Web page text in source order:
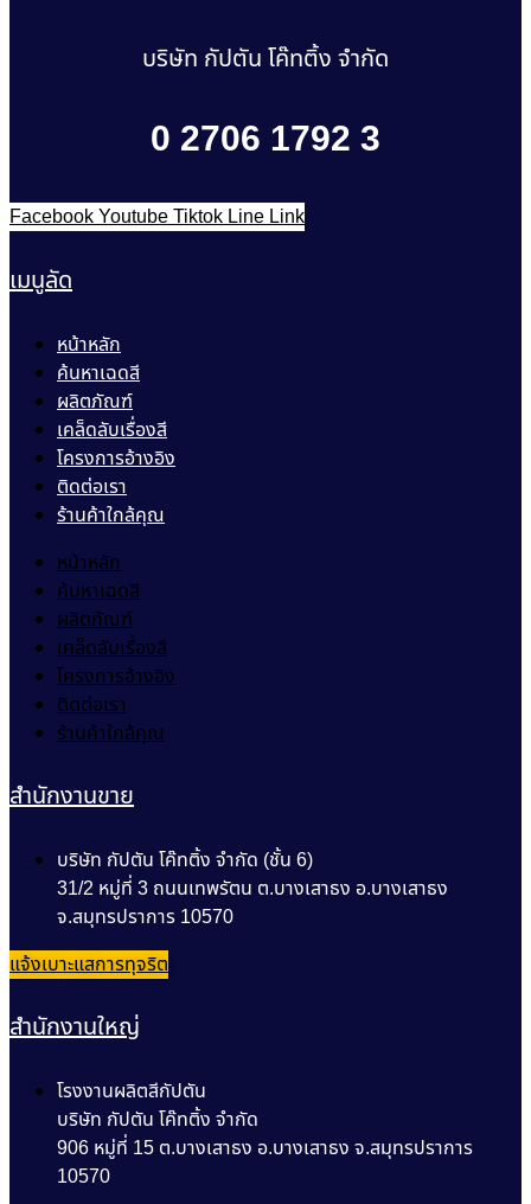
บริษัท กัปตัน โค๊ทติ้ง จำกัด
0 2706 1792 3
FacebookYoutubeTiktokLineLink
เมนูลัด
หน้าหลัก
ค้นหาเฉดสี
ผลิตภัณฑ์
เคล็ดลับเรื่องสี
โครงการอ้างอิง
ติดต่อเรา
ร้านค้าใกล้คุณ
หน้าหลัก
ค้นหาเฉดสี
ผลิตภัณฑ์
เคล็ดลับเรื่องสี
โครงการอ้างอิง
ติดต่อเรา
ร้านค้าใกล้คุณ
สำนักงานขาย
บริษัท กัปตัน โค๊ทติ้ง จำกัด (ชั้น 6)
31/2 หมู่ที่ 3 ถนนเทพรัตน ต.บางเสาธง อ.บางเสาธง
จ.สมุทรปราการ 10570
แจ้งเบาะแสการทุจริต
สำนักงานใหญ่
โรงงานผลิตสีกัปตัน
บริษัท กัปตัน โค๊ทติ้ง จำกัด
906 หมู่ที่ 15 ต.บางเสาธง อ.บางเสาธง จ.สมุทรปราการ
10570